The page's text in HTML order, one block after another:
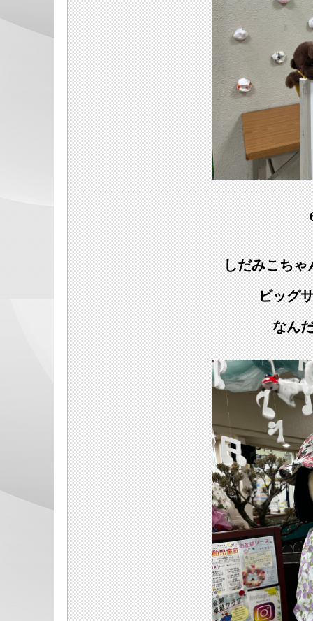
しだみこち
ビッグ
なん